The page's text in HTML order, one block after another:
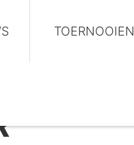
TOERNOOIEN